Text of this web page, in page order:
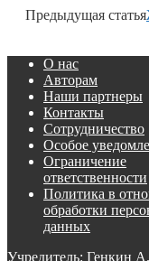
Предыдущая статья
О нас
Авторам
Наши партнеры
Контакты
Сотрудничество
Особое
Ограничение
ответственности
Политика в
обработки
данных
Учредитель: Генкин